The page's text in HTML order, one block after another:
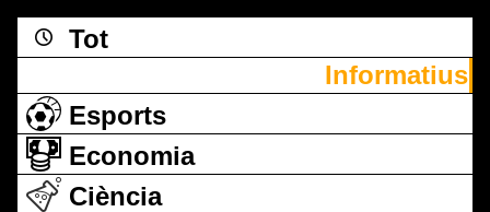
Tot
Informatius
Esports
Economia
Ciència